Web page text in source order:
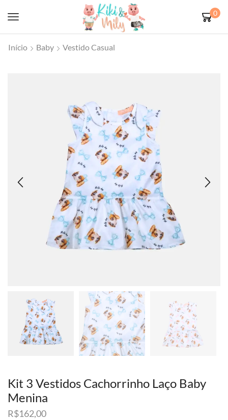
0
Início Baby Vestido Casual
Kit 3 Vestidos Cachorrinho Laço Baby
Menina
R$162,00